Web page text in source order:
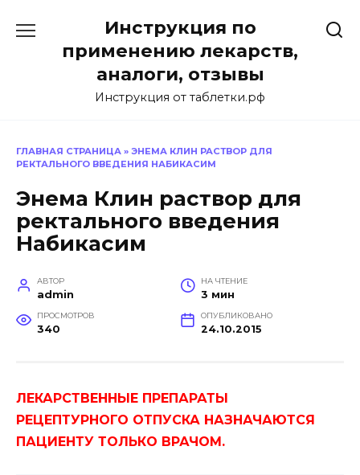
содержанию
Инструкция по
применению лекарств,
аналоги, отзывы
Инструкция от таблетки.рф
ГЛАВНАЯ СТРАНИЦА » ЭНЕМА КЛИН РАСТВОР ДЛЯ
РЕКТАЛЬНОГО ВВЕДЕНИЯ НАБИКАСИМ
Энема Клин раствор для
ректального введения
Набикасим
АВТОР
admin
НА ЧТЕНИЕ
3 мин
ПРОСМОТРОВ
340
ОПУБЛИКОВАНО
24.10.2015
ЛЕКАРСТВЕННЫЕ ПРЕПАРАТЫ
РЕЦЕПТУРНОГО ОТПУСКА НАЗНАЧАЮТСЯ
ПАЦИЕНТУ ТОЛЬКО ВРАЧОМ.